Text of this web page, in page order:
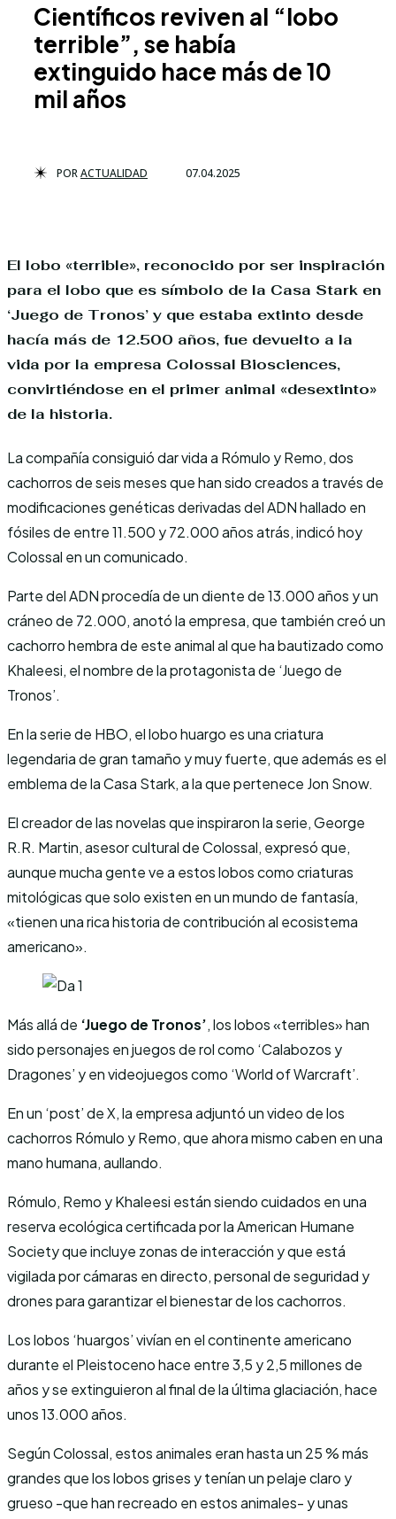
Científicos reviven al “lobo
terrible”, se había
extinguido hace más de 10
mil años
PORACTUALIDAD 07.04.2025
El lobo «terrible», reconocido por ser inspiración
para el lobo que es símbolo de la Casa Stark en
‘Juego de Tronos’ y que estaba extinto desde
hacía más de 12.500 años, fue devuelto a la
vida por la empresa Colossal Biosciences,
convirtiéndose en el primer animal «desextinto»
de la historia.
La compañía consiguió dar vida a Rómulo y Remo, dos
cachorros de seis meses que han sido creados a través de
modificaciones genéticas derivadas del ADN hallado en
fósiles de entre 11.500 y 72.000 años atrás, indicó hoy
Colossal en un comunicado.
Parte del ADN procedía de un diente de 13.000 años y un
cráneo de 72.000, anotó la empresa, que también creó un
cachorro hembra de este animal al que ha bautizado como
Khaleesi, el nombre de la protagonista de ‘Juego de
Tronos’.
En la serie de HBO, el lobo huargo es una criatura
legendaria de gran tamaño y muy fuerte, que además es el
emblema de la Casa Stark, a la que pertenece Jon Snow.
El creador de las novelas que inspiraron la serie, George
R.R. Martin, asesor cultural de Colossal, expresó que,
aunque mucha gente ve a estos lobos como criaturas
mitológicas que solo existen en un mundo de fantasía,
«tienen una rica historia de contribución al ecosistema
americano».
Más allá de ‘Juego de Tronos’, los lobos «terribles» han
sido personajes en juegos de rol como ‘Calabozos y
Dragones’ y en videojuegos como ‘World of Warcraft’.
En un ‘post’ de X, la empresa adjuntó un video de los
cachorros Rómulo y Remo, que ahora mismo caben en una
mano humana, aullando.
Rómulo, Remo y Khaleesi están siendo cuidados en una
reserva ecológica certificada por la American Humane
Society que incluye zonas de interacción y que está
vigilada por cámaras en directo, personal de seguridad y
drones para garantizar el bienestar de los cachorros.
Los lobos ‘huargos’ vivían en el continente americano
durante el Pleistoceno hace entre 3,5 y 2,5 millones de
años y se extinguieron al final de la última glaciación, hace
unos 13.000 años.
Según Colossal, estos animales eran hasta un 25 % más
grandes que los lobos grises y tenían un pelaje claro y
grueso -que han recreado en estos animales- y unas